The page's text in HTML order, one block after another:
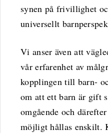
synen på frivillighet
universellt
Vi anser även att
vår erfarenhet av
kopplingen till barn-
om att ett barn är gift
omgående och
möjligt hållas enskilt.